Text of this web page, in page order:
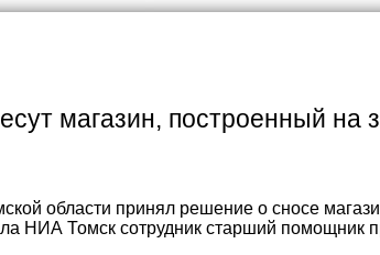
магазин, построенный на
области принял решение о сносе
НИА Томск сотрудник старший помощник